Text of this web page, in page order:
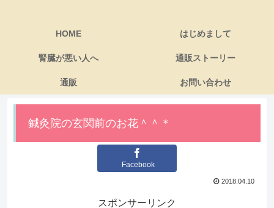
HOME はじめまして
腎臓が悪い人へ 通販ストーリー
通販 お問い合わせ
鍼灸院の玄関前のお花＾＾＊
Facebook
2018.04.10
スポンサーリンク